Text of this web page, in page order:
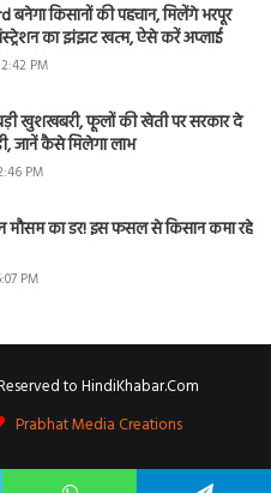
बनेगा किसानों की पहचान, मिलेंगे भरपूर
का झंझट खत्म, ऐसे करें अप्लाई
PM
खुशखबरी, फूलों की खेती पर सरकार दे
जानें कैसे मिलेगा लाभ
PM
मौसम का डर! इस फसल से किसान कमा रहे
PM
to HindiKhabar.Com
Prabhat Media Creations